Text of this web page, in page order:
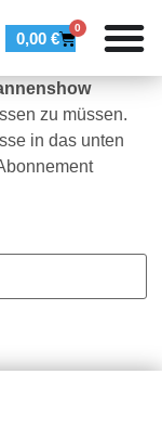
0,00 €
0
zu müssen.
in das unten